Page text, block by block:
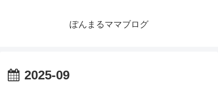
ぽんまるママブログ
2025-09